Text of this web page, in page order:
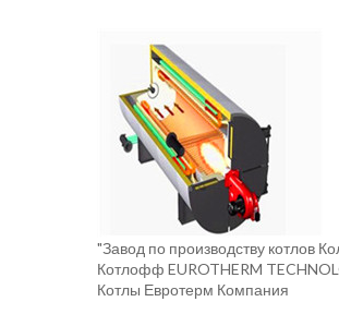
"Завод по производству котлов
Котлофф EUROTHERM
Котлы Евротерм Компания